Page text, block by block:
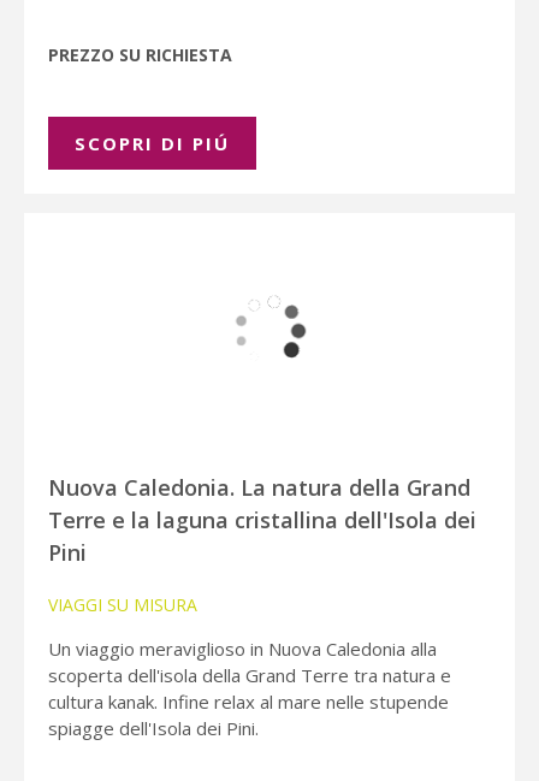
PREZZO SU RICHIESTA
SCOPRI DI PIÚ
Nuova Caledonia. La natura della Grand
Terre e la laguna cristallina dell'Isola dei
Pini
VIAGGI SU MISURA
Un viaggio meraviglioso in Nuova Caledonia alla
scoperta dell'isola della Grand Terre tra natura e
cultura kanak. Infine relax al mare nelle stupende
spiagge dell'Isola dei Pini.